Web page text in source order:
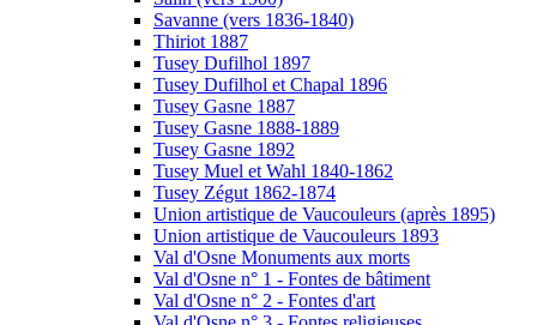
Savanne (vers 1836-1840)
Thiriot 1887
Tusey Dufilhol 1897
Tusey Dufilhol et Chapal 1896
Tusey Gasne 1887
Tusey Gasne 1888-1889
Tusey Gasne 1892
Tusey Muel et Wahl 1840-1862
Tusey Zégut 1862-1874
Union artistique de Vaucouleurs (après 1895)
Union artistique de Vaucouleurs 1893
Val d'Osne Monuments aux morts
Val d'Osne n° 1 - Fontes de bâtiment
Val d'Osne n° 2 - Fontes d'art